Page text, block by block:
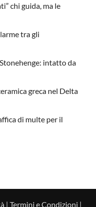
chi guida, ma le
tra gli
intatto da
greca nel Delta
di multe per il
| Termini e Condizioni |